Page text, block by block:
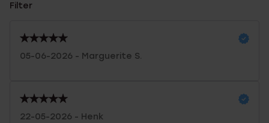
Filter
05-06-2026 - Marguerite S.
22-05-2026 - Henk